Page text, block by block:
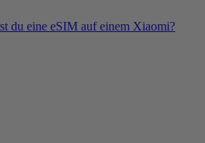
du eine eSIM auf einem Xiaomi?